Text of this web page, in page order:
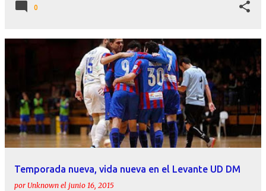
0
Temporada nueva, vida nueva en el Levante UD DM
por Unknown el junio 16, 2015